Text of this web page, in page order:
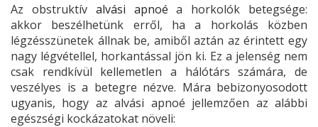
Az obstruktív alvási apnoé a horkolók betegsége:
akkor beszélhetünk erről, ha a horkolás közben
légzésszünetek állnak be, amiből aztán az érintett egy
nagy légvétellel, horkantással jön ki. Ez a jelenség nem
csak rendkívül kellemetlen a hálótárs számára, de
veszélyes is a betegre nézve. Mára bebizonyosodott
ugyanis, hogy az alvási apnoé jellemzően az alábbi
egészségi kockázatokat növeli: